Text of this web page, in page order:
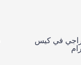
في كيس